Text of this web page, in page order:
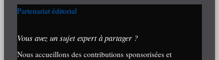
Partenariat éditorial
Vous avez un sujet expert à partager ?
Nous accueillons des contributions sponsorisées et